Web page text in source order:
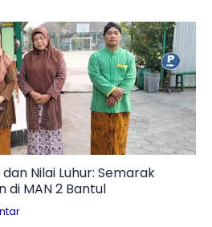
Nilai Luhur: Semarak
di MAN 2 Bantul